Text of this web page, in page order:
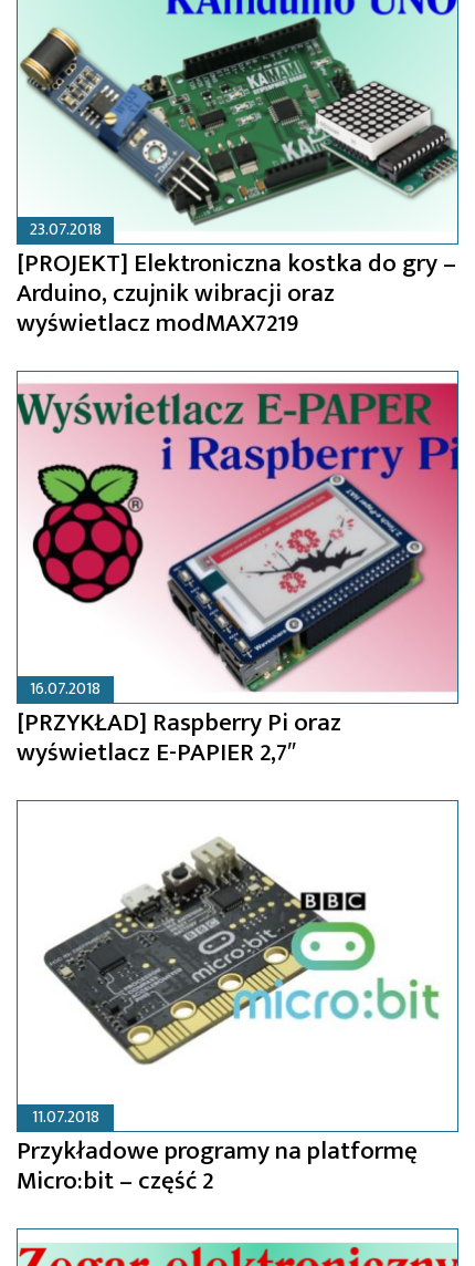
23.07.2018
[PROJEKT] Elektroniczna kostka do gry –
Arduino, czujnik wibracji oraz
wyświetlacz modMAX7219
16.07.2018
[PRZYKŁAD] Raspberry Pi oraz
wyświetlacz E-PAPIER 2,7″
11.07.2018
Przykładowe programy na platformę
Micro:bit – część 2